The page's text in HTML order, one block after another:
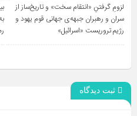
لزومِ گرفتنِ «انتقام سخت» و تاریخ‌ساز از
سران و رهبران جبهه‌ی جهانی قوم یهود و
رژیم تروریست «اسرائیل»
ثبت دیدگاه